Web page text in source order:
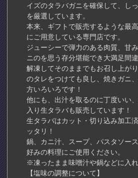
イズのタラバガニを確保して、し
を厳選しています。
本来、ギフトで販売するような最
にご用意している専門店です。
ジューシーで弾力のある肉質、甘
ニのを思う存分堪能でき大満足間
解凍してそのままでもお召し上が
のタレをつけても良し、焼きガニ
方いろいろです！
他にも、出汁を取るのに丁度いい
入り生タラバも販売しています！
生タラバはカット・切り込み加工
ッタリ！
鍋、カニ汁、スープ、パスタソー
好みの料理にご使用ください。
※凍ったまま味噌汁や鍋などに入れ
【塩味の調整について】